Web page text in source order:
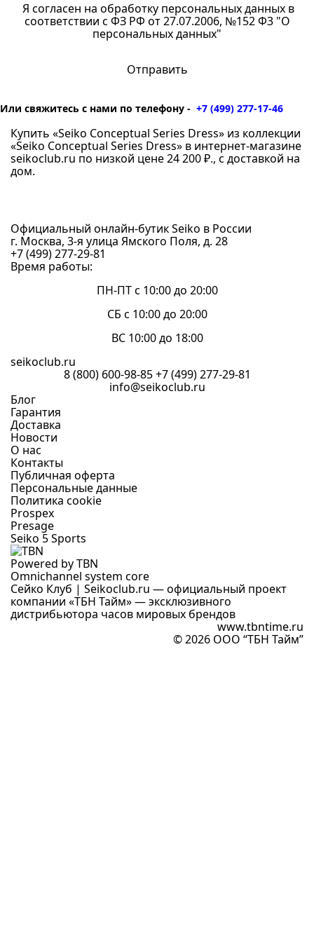
Я согласен на обработку персональных данных в
соответствии с ФЗ РФ от 27.07.2006, №152 Ф3 "О
персональных данных"
Или свяжитесь с нами по телефону - +7 (499) 277-17-46
Купить «Seiko Conceptual Series Dress» из коллекции
«Seiko Conceptual Series Dress» в интернет-магазине
seikoclub.ru по низкой цене 24 200 ₽., с доставкой на
дом.
Официальный онлайн-бутик Seiko в России
г. Москва, 3-я улица Ямского Поля, д. 28
+7 (499) 277-29-81
Время работы:
ПН-ПТ с 10:00 до 20:00
СБ с 10:00 до 20:00
ВС 10:00 до 18:00
seikoclub.ru
8 (800) 600-98-85 +7 (499) 277-29-81
info@seikoclub.ru
Блог
Гарантия
Доставка
Новости
О нас
Контакты
Публичная оферта
Персональные данные
Политика cookie
Prospex
Presage
Seiko 5 Sports
Powered by TBN
Omnichannel system core
Сейко Клуб | Seikoclub.ru — официальный проект
компании «ТБН Тайм» — эксклюзивного
дистрибьютора часов мировых брендов
www.tbntime.ru
© 2026 ООО “ТБН Тайм”